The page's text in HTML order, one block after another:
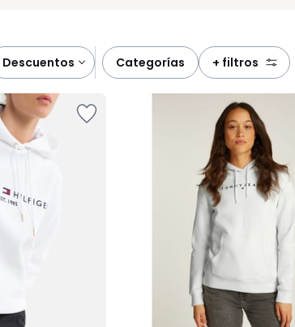
descuentos categorías + filtros